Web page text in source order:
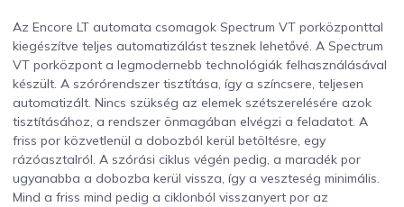
Az Encore LT automata csomagok Spectrum VT porközponttal
kiegészítve teljes automatizálást tesznek lehetővé. A Spectrum
VT porközpont a legmodernebb technológiák felhasználásával
készült. A szórórendszer tisztítása, így a színcsere, teljesen
automatizált. Nincs szükség az elemek szétszerelésére azok
tisztításához, a rendszer önmagában elvégzi a feladatot. A
friss por közvetlenül a dobozból kerül betöltésre, egy
rázóasztalról. A szórási ciklus végén pedig, a maradék por
ugyanabba a dobozba kerül vissza, így a veszteség minimális.
Mind a friss mind pedig a ciklonból visszanyert por az